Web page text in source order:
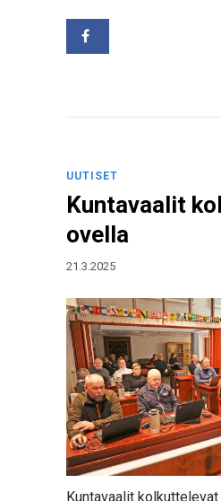
UUTISET
Kuntavaalit
ovella
21.3.2025
Kuntavaalit